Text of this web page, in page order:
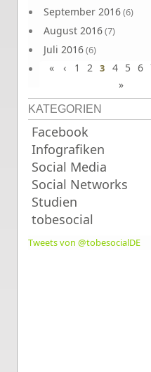
September 2016(6)
August 2016(7)
Juli 2016(6)
Juni 2016(7)
« ‹ 1 2 3 4 5 6
»
KATEGORIEN
Facebook
Infografiken
Social Media
Social Networks
Studien
tobesocial
Tweets von @tobesocialDE